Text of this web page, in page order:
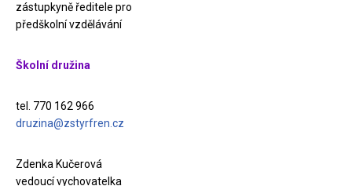
zástupkyně ředitele pro
předškolní vzdělávání
Školní družina
tel. 770 162 966
druzina@zstyrfren.cz
Zdenka Kučerová
vedoucí vychovatelka